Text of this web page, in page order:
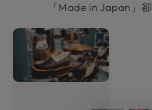
「Made in Japan」